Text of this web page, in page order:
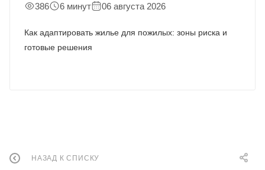
386 6 минут 06 августа 2026
Как адаптировать жилье для пожилых: зоны риска и
готовые решения
НАЗАД К СПИСКУ